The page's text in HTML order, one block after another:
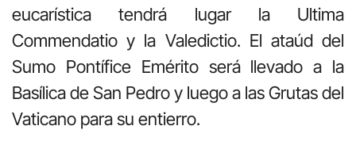
eucarística tendrá lugar la Ultima
Commendatio y la Valedictio. El ataúd del
Sumo Pontífice Emérito será llevado a la
Basílica de San Pedro y luego a las Grutas del
Vaticano para su entierro.